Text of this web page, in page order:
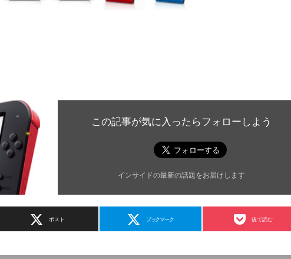
この記事が気に入ったらフォローしよう
インサイドの最新の話題をお届けします
ポスト ブックマーク 後で読む